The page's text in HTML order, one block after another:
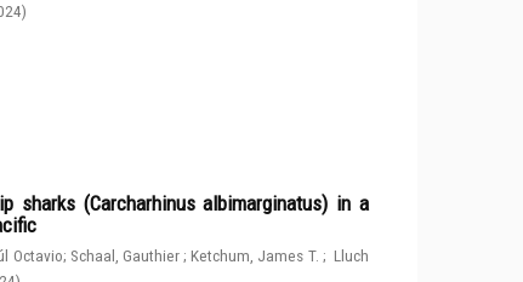
)
sharks (Carcharhinus albimarginatus) in a
Octavio; Schaal, Gauthier;Ketchum, James T. ; Lluch